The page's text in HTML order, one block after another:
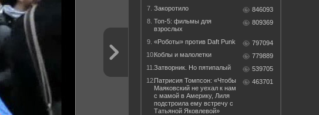
7. Закоротило
846093
8. Топ-5: фильмы для
взрослых
809369
9. «Роботы» против Daft Punk
797094
10.Коблы и малолетки
779889
11.Затворник. Но пятипалый
539705
12.Патрисия Томпсон: «Чтобы
Маяковский не уехал к нам
с мамой в Америку, Лиля
подстроила ему встречу с
Татьяной Яковлевой»
463701